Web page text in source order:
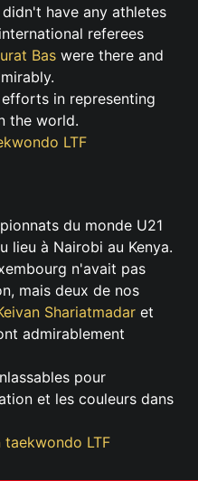
have any athletes
referees
Bas were there and
in representing
the world.
LTF
du monde U21
lieu à Nairobi au Kenya.
n'avait pas
mais deux de nos
Shariatmadar et
admirablement
pour
et les couleurs dans
taekwondo LTF